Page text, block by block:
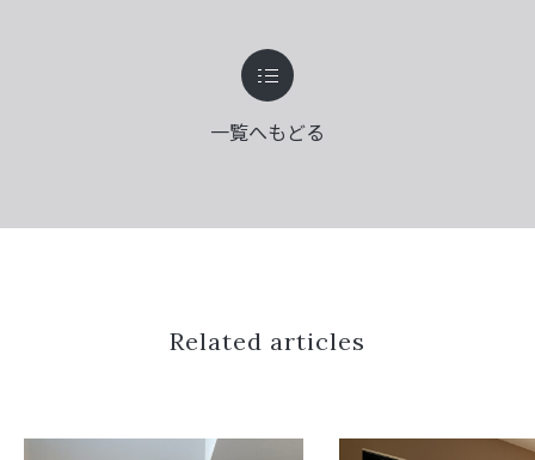
一覧へもどる
Related articles